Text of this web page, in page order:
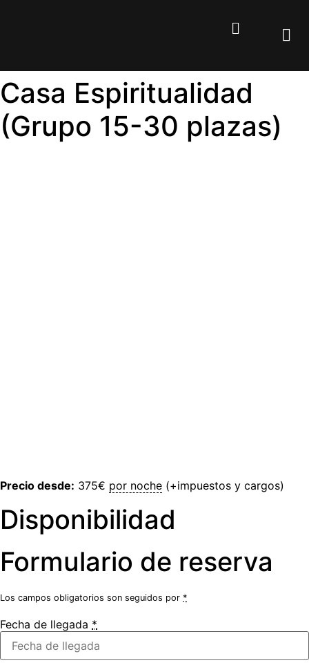
Casa Espiritualidad
(Grupo 15-30 plazas)
Precio desde: 375€ por noche (+impuestos y cargos)
Disponibilidad
Formulario de reserva
Los campos obligatorios son seguidos por *
Fecha de llegada *